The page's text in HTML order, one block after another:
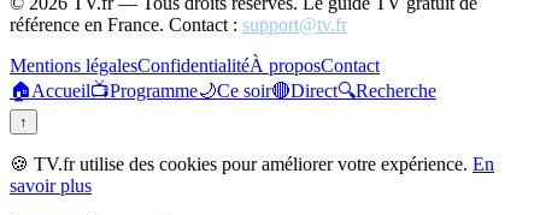
référence en France. Contact : support@tv.fr
Mentions légalesConfidentialitéÀ proposContact
🏠Accueil📺Programme🌙Ce soir🔴Direct🔍Recherche
↑
🍪 TV.fr utilise des cookies pour améliorer votre expérience. En
savoir plus